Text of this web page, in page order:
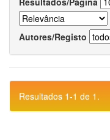
Autores/Registo
Resultados 1-1 de 1.